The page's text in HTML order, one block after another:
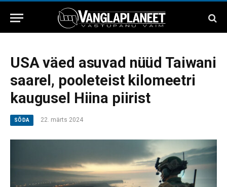
USA väed asuvad nüüd Taiwani
saarel, pooleteist kilomeetri
kaugusel Hiina piirist
SÕDA 22. märts 2024